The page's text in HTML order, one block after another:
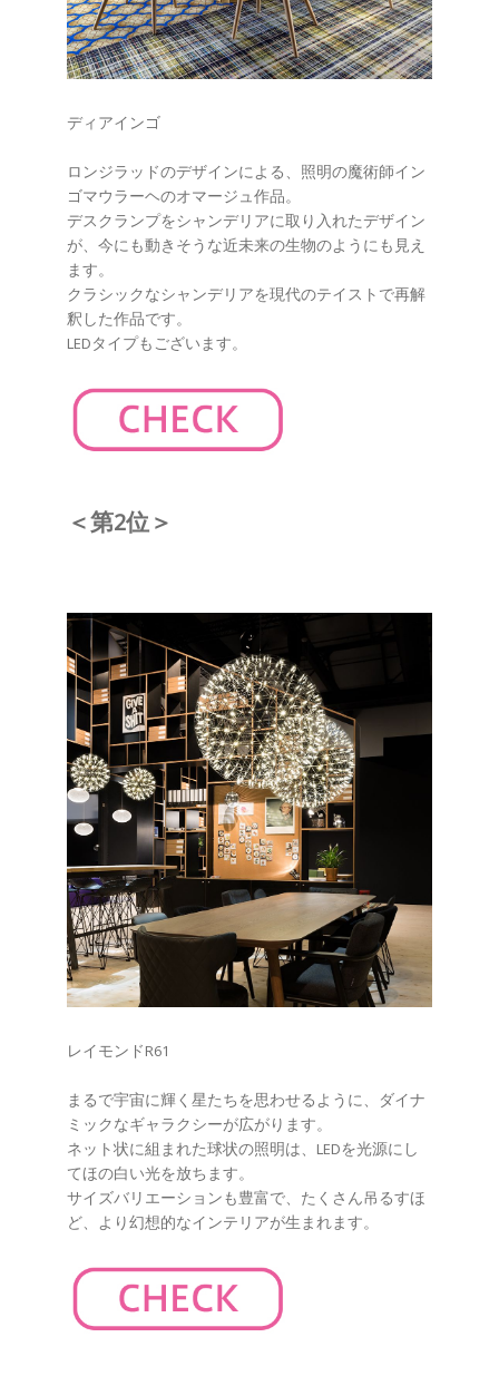
ディアインゴ
ロンジラッドのデザインによる、照明の魔術師イン
ゴマウラーヘのオマージュ作品。
デスクランプをシャンデリアに取り入れたデザイン
が、今にも動きそうな近未来の生物のようにも見え
ます。
クラシックなシャンデリアを現代のテイストで再解
釈した作品です。
LEDタイプもございます。
＜第2位＞
レイモンドR61
まるで宇宙に輝く星たちを思わせるように、ダイナ
ミックなギャラクシーが広がります。
ネット状に組まれた球状の照明は、LEDを光源にし
てほの白い光を放ちます。
サイズバリエーションも豊富で、たくさん吊るすほ
ど、より幻想的なインテリアが生まれます。